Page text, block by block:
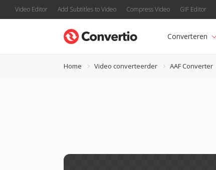
Video Editor Add Subtitles to Video Compress Video GIF Editor
Converteren
Home Video converteerder AAF Converter